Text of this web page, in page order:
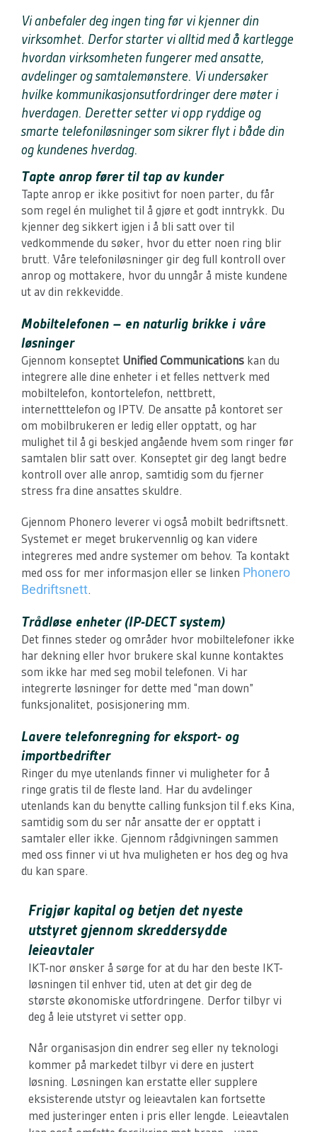
Vi anbefaler deg ingen ting før vi kjenner din
virksomhet. Derfor starter vi alltid med å kartlegge
hvordan virksomheten fungerer med ansatte,
avdelinger og samtalemønstere. Vi undersøker
hvilke kommunikasjonsutfordringer dere møter i
hverdagen. Deretter setter vi opp ryddige og
smarte telefoniløsninger som sikrer flyt i både din
og kundenes hverdag.
Tapte anrop fører til tap av kunder
Tapte anrop er ikke positivt for noen parter, du får
som regel én mulighet til å gjøre et godt inntrykk. Du
kjenner deg sikkert igjen i å bli satt over til
vedkommende du søker, hvor du etter noen ring blir
brutt. Våre telefoniløsninger gir deg full kontroll over
anrop og mottakere, hvor du unngår å miste kundene
ut av din rekkevidde.
Mobiltelefonen – en naturlig brikke i våre
løsninger
Gjennom konseptet Unified Communications kan du
integrere alle dine enheter i et felles nettverk med
mobiltelefon, kontortelefon, nettbrett,
internetttelefon og IPTV. De ansatte på kontoret ser
om mobilbrukeren er ledig eller opptatt, og har
mulighet til å gi beskjed angående hvem som ringer før
samtalen blir satt over. Konseptet gir deg langt bedre
kontroll over alle anrop, samtidig som du fjerner
stress fra dine ansattes skuldre.
Gjennom Phonero leverer vi også mobilt bedriftsnett.
Systemet er meget brukervennlig og kan videre
integreres med andre systemer om behov. Ta kontakt
med oss for mer informasjon eller se linken Phonero
Bedriftsnett.
Trådløse enheter (IP-DECT system)
Det finnes steder og områder hvor mobiltelefoner ikke
har dekning eller hvor brukere skal kunne kontaktes
som ikke har med seg mobil telefonen. Vi har
integrerte løsninger for dette med “man down”
funksjonalitet, posisjonering mm.
Lavere telefonregning for eksport- og
importbedrifter
Ringer du mye utenlands finner vi muligheter for å
ringe gratis til de fleste land. Har du avdelinger
utenlands kan du benytte calling funksjon til f.eks Kina,
samtidig som du ser når ansatte der er opptatt i
samtaler eller ikke. Gjennom rådgivningen sammen
med oss finner vi ut hva muligheten er hos deg og hva
du kan spare.
Frigjør kapital og betjen det nyeste
utstyret gjennom skreddersydde
leieavtaler
IKT-nor ønsker å sørge for at du har den beste IKT-
løsningen til enhver tid, uten at det gir deg de
største økonomiske utfordringene. Derfor tilbyr vi
deg å leie utstyret vi setter opp.
Når organisasjon din endrer seg eller ny teknologi
kommer på markedet tilbyr vi dere en justert
løsning. Løsningen kan erstatte eller supplere
eksisterende utstyr og leieavtalen kan fortsette
med justeringer enten i pris eller lengde. Leieavtalen